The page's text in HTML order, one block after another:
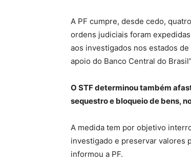
A PF cumpre, desde cedo,
ordens judiciais foram
aos investigados nos estados
apoio do Banco Central do
O STF determinou também
sequestro e bloqueio de bens,
A medida tem por objetivo
investigado e preservar valores
informou a PF.